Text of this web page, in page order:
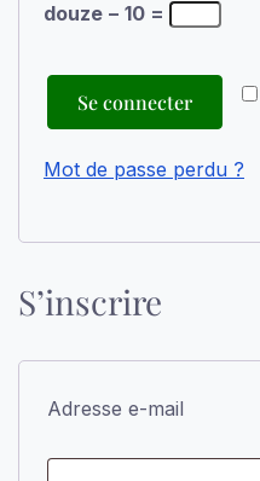
douze − 10 =
Se connecter
Mot de passe perdu ?
S’inscrire
Adresse e-mail